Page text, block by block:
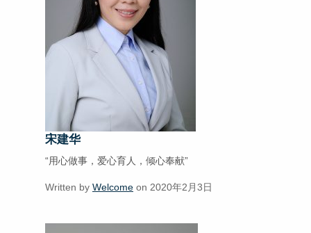
宋建华
“用心做事，爱心育人，倾心奉献”
Written by Welcome on 2020年2月3日